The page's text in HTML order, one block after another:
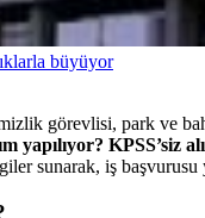
büyüyor
görevlisi, park ve
yapılıyor? KPSS’siz
sunarak, iş